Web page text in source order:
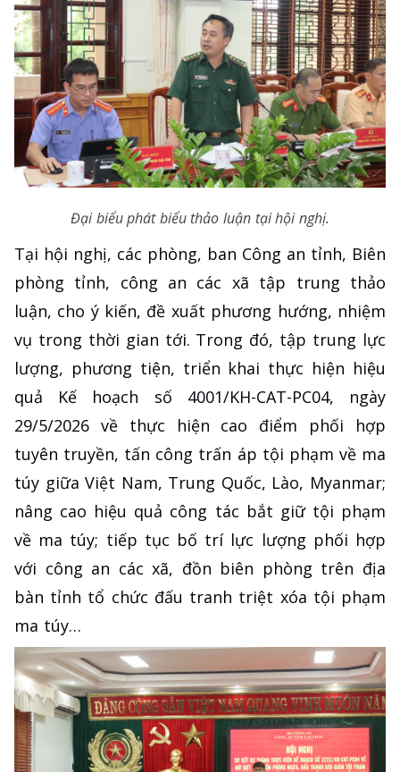
Đại biểu phát biểu thảo luận tại hội nghị.
Tại hội nghị, các phòng, ban Công an tỉnh, Biên
phòng tỉnh, công an các xã tập trung thảo
luận, cho ý kiến, đề xuất phương hướng, nhiệm
vụ trong thời gian tới. Trong đó, tập trung lực
lượng, phương tiện, triển khai thực hiện hiệu
quả Kế hoạch số 4001/KH-CAT-PC04, ngày
29/5/2026 về thực hiện cao điểm phối hợp
tuyên truyền, tấn công trấn áp tội phạm về ma
túy giữa Việt Nam, Trung Quốc, Lào, Myanmar;
nâng cao hiệu quả công tác bắt giữ tội phạm
về ma túy; tiếp tục bố trí lực lượng phối hợp
với công an các xã, đồn biên phòng trên địa
bàn tỉnh tổ chức đấu tranh triệt xóa tội phạm
ma túy…